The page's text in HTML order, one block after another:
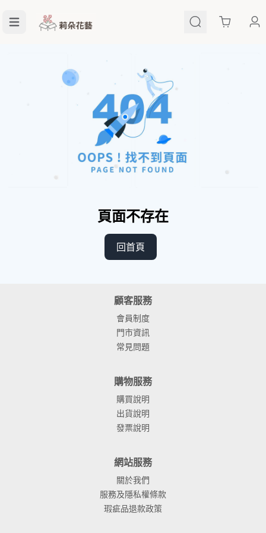
Cart
頁面不存在
回首頁
顧客服務
會員制度
門市資訊
常見問題
購物服務
購買說明
出貨說明
發票說明
網站服務
關於我們
服務及隱私權條款
瑕疵品退款政策